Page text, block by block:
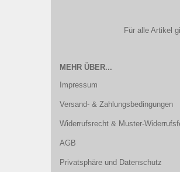
Für alle Artikel
MEHR ÜBER...
Impressum
Versand- & Zahlungsbedingungen
Widerrufsrecht & Muster-
AGB
Privatsphäre und Datenschutz